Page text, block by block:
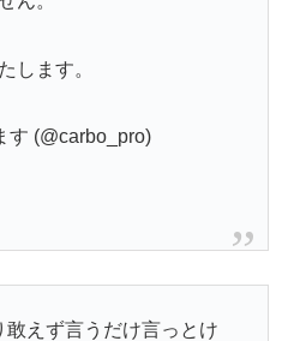
します。
(@carbo_pro)
敢えず言うだけ言っとけ